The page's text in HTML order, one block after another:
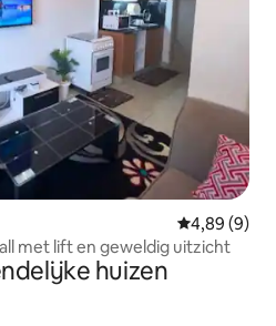
Gemiddelde
4,89 (9)
met lift en geweldig uitzicht
huizen